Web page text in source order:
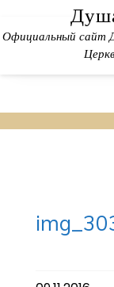
content
Официальный сайт